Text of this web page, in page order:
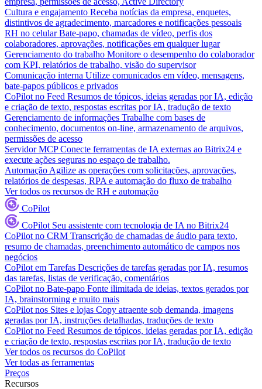
Cultura e engajamento Receba notícias da empresa, enquetes,
distintivos de agradecimento, marcadores e notificações pessoais
RH no celular Bate-papo, chamadas de vídeo, perfis dos
colaboradores, aprovações, notificações em qualquer lugar
Gerenciamento do trabalho Monitore o desempenho do colaborador
com KPI, relatórios de trabalho, visão do supervisor
Comunicação interna Utilize comunicados em vídeo, mensagens,
bate-papos públicos e privados
CoPilot no Feed Resumos de tópicos, ideias geradas por IA, edição
e criação de texto, respostas escritas por IA, tradução de texto
Gerenciamento de informações Trabalhe com bases de
conhecimento, documentos on-line, armazenamento de arquivos,
permissões de acesso
Servidor MCP Conecte ferramentas de IA externas ao Bitrix24 e
execute ações seguras no espaço de trabalho.
Automação Agilize as operações com solicitações, aprovações,
relatórios de despesas, RPA e automação do fluxo de trabalho
Ver todos os recursos de RH e automação
CoPilot
CoPilot Seu assistente com tecnologia de IA no Bitrix24
CoPilot no CRM Transcrição de chamadas de áudio para texto,
resumo de chamadas, preenchimento automático de campos nos
negócios
CoPilot em Tarefas Descrições de tarefas geradas por IA, resumos
das tarefas, listas de verificação, comentários
CoPilot no Bate-papo Fonte ilimitada de ideias, textos gerados por
IA, brainstorming e muito mais
CoPilot nos Sites e lojas Copy atraente sob demanda, imagens
geradas por IA, instruções detalhadas, traduções de texto
CoPilot no Feed Resumos de tópicos, ideias geradas por IA, edição
e criação de texto, respostas escritas por IA, tradução de texto
Ver todos os recursos do CoPilot
Ver todas as ferramentas
Preços
Recursos